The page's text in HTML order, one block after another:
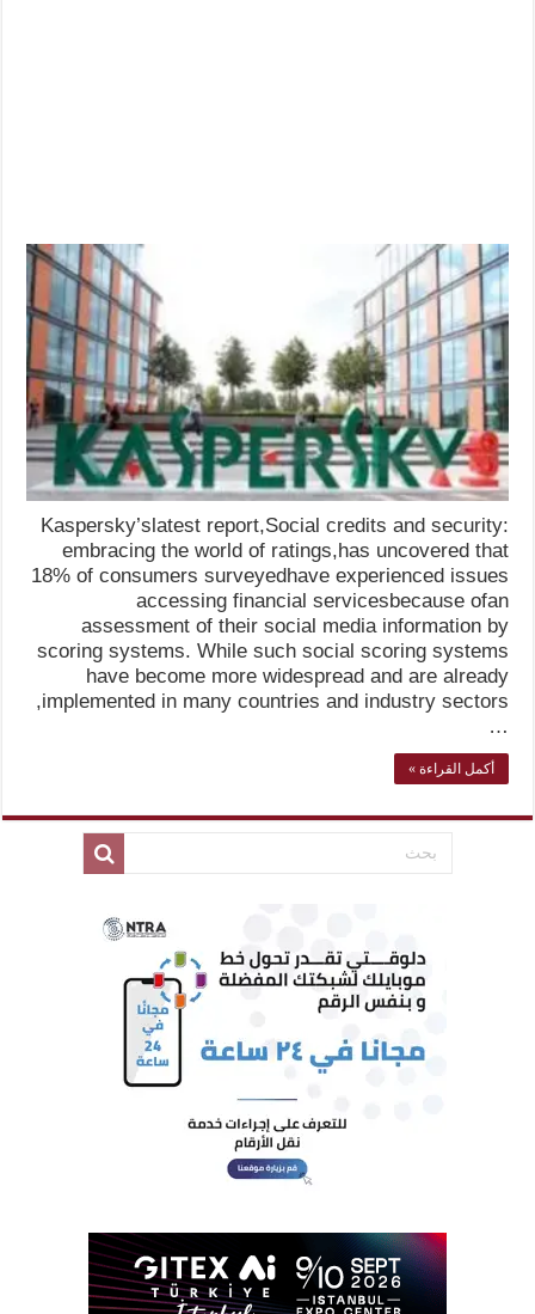
Kaspersky’slatest report,Social credits and security:
embracing the world of ratings,has uncovered that
18% of consumers surveyedhave experienced issues
accessing financial servicesbecause ofan
assessment of their social media information by
scoring systems. While such social scoring systems
have become more widespread and are already
implemented in many countries and industry sectors,
…
أكمل القراءة »